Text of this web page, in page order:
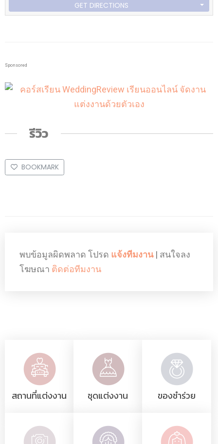
GET DIRECTIONS
Sponsored
รีวิว
BOOKMARK
พบข้อมูลผิดพลาด โปรด แจ้งทีมงาน| สนใจลง
โฆษณา ติดต่อทีมงาน
สถานที่แต่งงาน ชุดแต่งงาน ของชำร่วย